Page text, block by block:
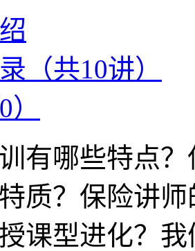
（共10讲）
有哪些特点
质？保险讲
课型进化？